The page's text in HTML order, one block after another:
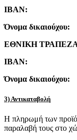
IBAN:
Όνομα δικαιούχου:
ΕΘΝΙΚΗ
IBAN:
Όνομα δικαιούχου:
3) Αντικαταβολή
Η πληρωμή των
παραλαβή τους στο